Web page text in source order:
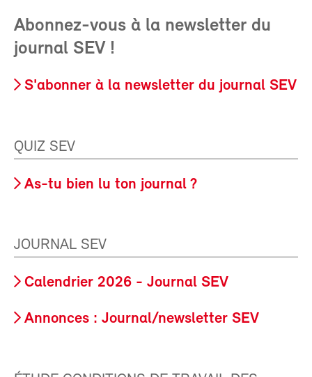
Abonnez-vous à la newsletter du
journal SEV !
S'abonner à la newsletter du journal SEV
QUIZ SEV
As-tu bien lu ton journal ?
JOURNAL SEV
Calendrier 2026 - Journal SEV
Annonces : Journal/newsletter SEV